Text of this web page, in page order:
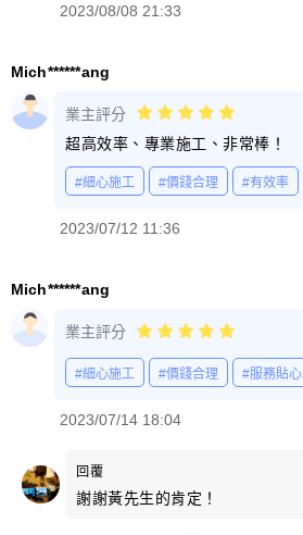
2023/08/08 21:33
Mich******ang
業主評分
超高效率、專業施工、非常棒！
#細心施工 #價錢合理 #有效率
2023/07/12 11:36
Mich******ang
業主評分
#細心施工 #價錢合理 #服務貼心
2023/07/14 18:04
回覆
謝謝黃先生的肯定！